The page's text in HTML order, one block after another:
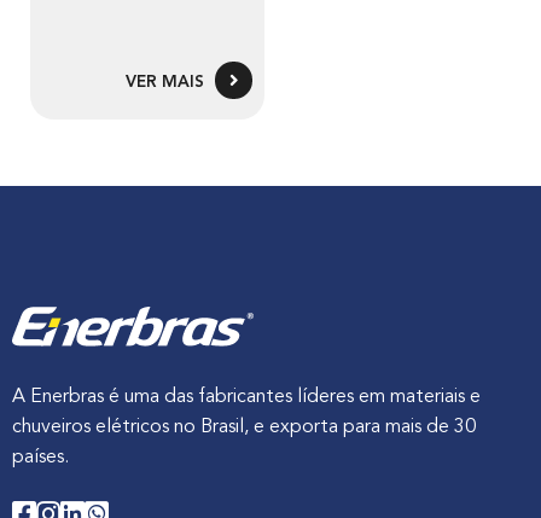
VER MAIS
A Enerbras é uma das fabricantes líderes em materiais e
chuveiros elétricos no Brasil, e exporta para mais de 30
países.